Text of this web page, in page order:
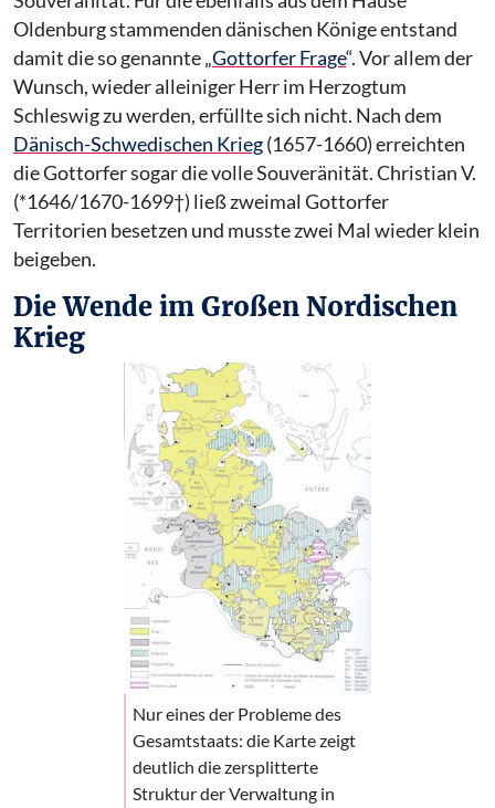
Oldenburg stammenden dänischen Könige entstand
damit die so genannte „Gottorfer Frage“. Vor allem der
Wunsch, wieder alleiniger Herr im Herzogtum
Schleswig zu werden, erfüllte sich nicht. Nach dem
Dänisch-Schwedischen Krieg(1657-1660) erreichten
die Gottorfer sogar die volle Souveränität. Christian V.
(*1646/1670-1699†) ließ zweimal Gottorfer
Territorien besetzen und musste zwei Mal wieder klein
beigeben.
Die Wende im Großen Nordischen
Krieg
Nur eines der Probleme des
Gesamtstaats: die Karte zeigt
deutlich die zersplitterte
Struktur der Verwaltung in